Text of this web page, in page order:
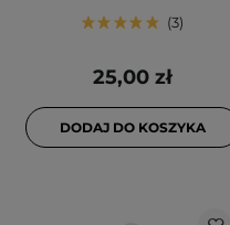
3
25,00 zł
DODAJ DO KOSZYKA